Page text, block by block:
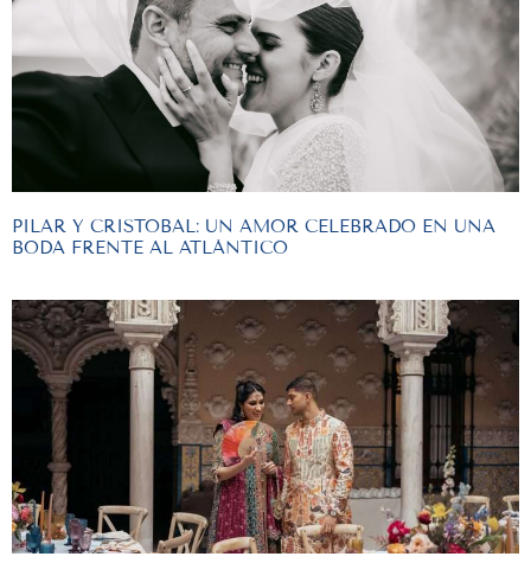
PILAR Y CRISTOBAL: UN AMOR CELEBRADO EN UNA
BODA FRENTE AL ATLÁNTICO